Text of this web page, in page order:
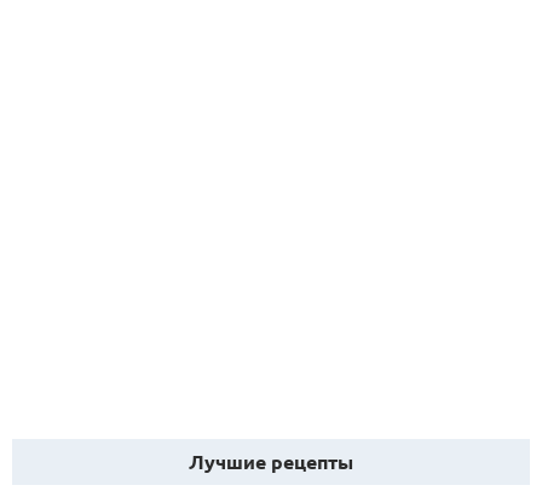
Лучшие рецепты